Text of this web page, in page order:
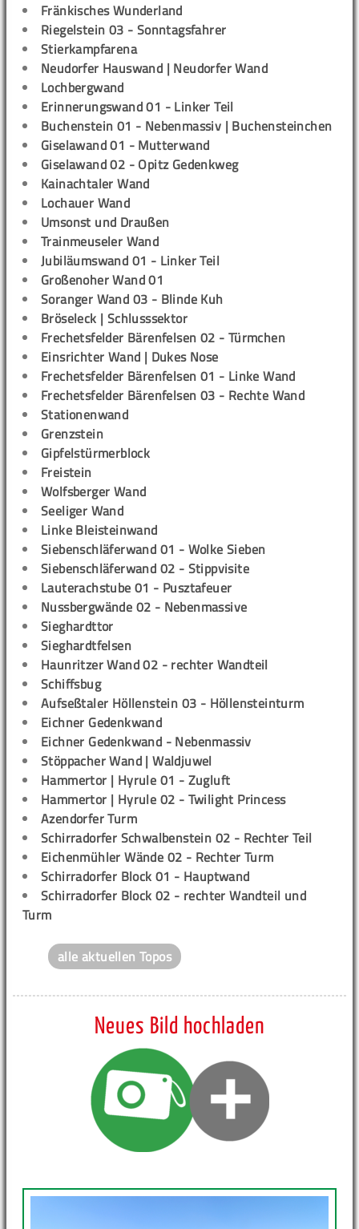
Fränkisches Wunderland
Riegelstein 03 - Sonntagsfahrer
Stierkampfarena
Neudorfer Hauswand | Neudorfer Wand
Lochbergwand
Erinnerungswand 01 - Linker Teil
Buchenstein 01 - Nebenmassiv | Buchensteinchen
Giselawand 01 - Mutterwand
Giselawand 02 - Opitz Gedenkweg
Kainachtaler Wand
Lochauer Wand
Umsonst und Draußen
Trainmeuseler Wand
Jubiläumswand 01 - Linker Teil
Großenoher Wand 01
Soranger Wand 03 - Blinde Kuh
Bröseleck | Schlusssektor
Frechetsfelder Bärenfelsen 02 - Türmchen
Einsrichter Wand | Dukes Nose
Frechetsfelder Bärenfelsen 01 - Linke Wand
Frechetsfelder Bärenfelsen 03 - Rechte Wand
Stationenwand
Grenzstein
Gipfelstürmerblock
Freistein
Wolfsberger Wand
Seeliger Wand
Linke Bleisteinwand
Siebenschläferwand 01 - Wolke Sieben
Siebenschläferwand 02 - Stippvisite
Lauterachstube 01 - Pusztafeuer
Nussbergwände 02 - Nebenmassive
Sieghardttor
Sieghardtfelsen
Haunritzer Wand 02 - rechter Wandteil
Schiffsbug
Aufseßtaler Höllenstein 03 - Höllensteinturm
Eichner Gedenkwand
Eichner Gedenkwand - Nebenmassiv
Stöppacher Wand | Waldjuwel
Hammertor | Hyrule 01 - Zugluft
Hammertor | Hyrule 02 - Twilight Princess
Azendorfer Turm
Schirradorfer Schwalbenstein 02 - Rechter Teil
Eichenmühler Wände 02 - Rechter Turm
Schirradorfer Block 01 - Hauptwand
Schirradorfer Block 02 - rechter Wandteil und
Turm
alle aktuellen Topos
Neues Bild hochladen